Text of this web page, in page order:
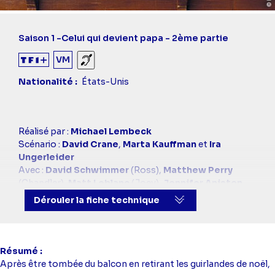
Saison 1 -Celui qui devient papa - 2ème partie
VM
Sourds et malentendants
Nationalité
États-Unis
Casting
simba
Réalisé par : Michael Lembeck
Scénario : David Crane, Marta Kauffmanet Ira
Ungerleider
Avec : David Schwimmer (Ross), Matthew Perry
(Chandler),
(Joey),
(Rachel),
Courteney Cox (Monica),
Lisa Kudrow
Dérouler la fiche technique
Résumé
Après être tombée du balcon en retirant les guirlandes de noël,